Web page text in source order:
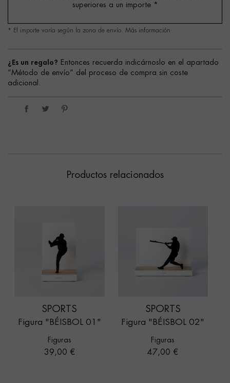
superiores a un importe *
* El importe varía según la zona de envío. Más información
¿Es un regalo? Entonces recuerda indicárnoslo en el apartado
“Método de envío” del proceso de compra sin coste
adicional.
Productos relacionados
SPORTS
Figura "BÉISBOL 01"
Figuras
Precio
39,00 €
SPORTS
Figura "BÉISBOL 02"
Figuras
Precio
47,00 €